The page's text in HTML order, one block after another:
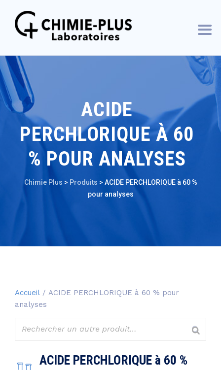
ACIDE
PERCHLORIQUE À 60
% POUR ANALYSES
Chimie Plus > Produits > ACIDE PERCHLORIQUE à 60 %
pour analyses
Accueil / ACIDE PERCHLORIQUE à 60 % pour
analyses
ACIDE PERCHLORIQUE à 60 %